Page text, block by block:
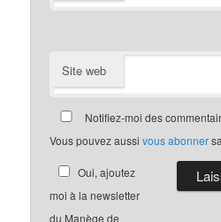
Site web
Notifiez-moi des
Vous pouvez aussivous abonner
Oui, ajoutez
moi à la newsletter
du Manège de